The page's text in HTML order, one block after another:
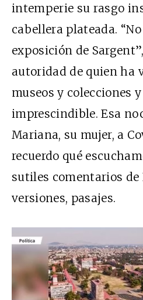
intemperie su rasgo
cabellera plateada.
exposición de
autoridad de quien ha
museos y colecciones
imprescindible. Esa
Mariana, su mujer, a
recuerdo qué
sutiles comentarios de
versiones, pasajes.